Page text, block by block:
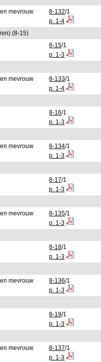
mevrouw
8-132/1
p. 1-4
(8-15)
8-15/1
p. 1-3
mevrouw
8-133/1
p. 1-4
8-16/1
p. 1-3
mevrouw
8-134/1
p. 1-3
8-17/1
p. 1-3
mevrouw
8-135/1
p. 1-3
8-18/1
p. 1-3
mevrouw
8-136/1
p. 1-3
8-19/1
p. 1-3
mevrouw
8-137/1
p. 1-3